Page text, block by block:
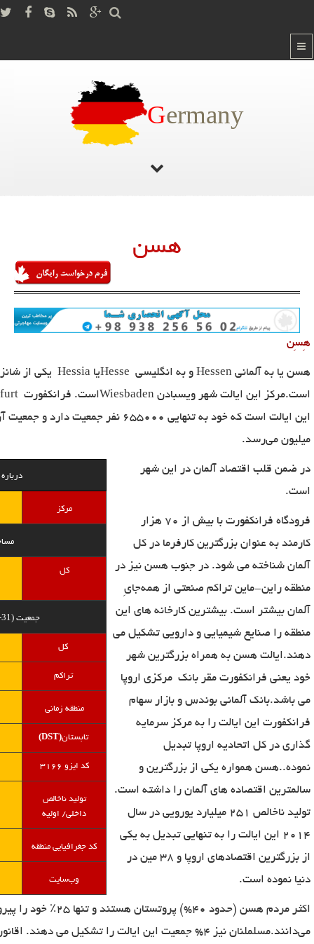
Germany
هسن
هِسِن
هسن یا به آلمانی Hessen و به انگلیسی Hesseیا Hessia یکی از
است.مرکز این ایالت شهر ویسبادن Wiesbadenاست. فرانکفورت
این ایالت است که خود به تنهایی 655000 نفر جمعیت دارد و جمعیت
میلیون می‌رسد.
مرکز
کل
جمعیت (2014-12-31)
کل
تراکم
منطقه زمانی
تابستان(DST)
کد ایزو ۳۱۶۶
تولید ناخالص
داخلی/ اولیه
کد جغرافیایی منطقه
وب‌سایت
در ضمن قلب اقتصاد آلمان در این شهر
است.
فرودگاه فرانکفورت با بیش از 70 هزار
کارمند به عنوان بزرگترین کارفرما در کل
آلمان شناخته می شود. در جنوب هسن نیز در
منطقه راین-ماین تراکم صنعتی از همه‌جایِ
آلمان بیشتر است. بیشترین کارخانه های این
منطقه را صنایع شیمیایی و دارویی تشکیل می
دهند.ایالت هسن به همراه بزرگترین شهر
خود یعنی فرانکفورت مقر بانک مرکزی اروپا
می باشد.بانک آلمانی بوندس و بازار سهام
فرانکفورت این ایالت را به مرکز سرمایه
گذاری در کل اتحادیه اروپا تبدیل
نموده..هسن همواره یکی از بزرگترین و
سالمترین اقتصاده های آلمان را داشته است.
تولید ناخالص 251 میلیارد یورویی در سال
2014 این ایالت را به تنهایی تبدیل به یکی
از بزرگترین اقتصادهای اروپا و 38 مین در
دنیا نموده است.
اکثر مردم هسن (حدود 40%) پروتستان هستند و تنها ۲5٪ خود را
می‌دانند.مسلملنان نیز 4% جمعیت این ایالت را تشکیل می